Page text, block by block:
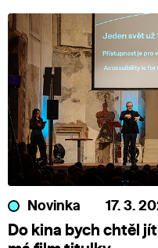
Novinka 17. 3.
Do kina bych chtěl